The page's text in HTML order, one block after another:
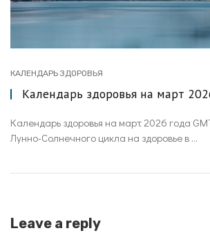
КАЛЕНДАРЬ ЗДОРОВЬЯ
Календарь здоровья на март
Календарь здоровья на март 2026 года
Лунно-Солнечного цикла на здоровье в ...
Leave a reply